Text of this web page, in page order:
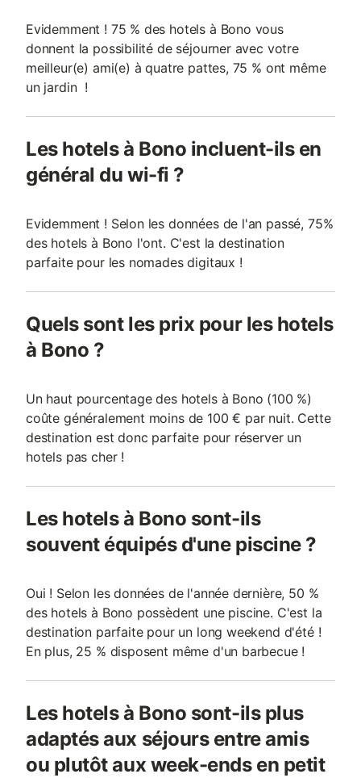
Evidemment ! 75 % des hotels à Bono vous
donnent la possibilité de séjourner avec votre
meilleur(e) ami(e) à quatre pattes, 75 % ont même
un jardin !
Les hotels à Bono incluent-ils en
général du wi-fi ?
Evidemment ! Selon les données de l'an passé, 75%
des hotels à Bono l'ont. C'est la destination
parfaite pour les nomades digitaux !
Quels sont les prix pour les hotels
à Bono ?
Un haut pourcentage des hotels à Bono (100 %)
coûte généralement moins de 100 € par nuit. Cette
destination est donc parfaite pour réserver un
hotels pas cher !
Les hotels à Bono sont-ils
souvent équipés d'une piscine ?
Oui ! Selon les données de l'année dernière, 50 %
des hotels à Bono possèdent une piscine. C'est la
destination parfaite pour un long weekend d'été !
En plus, 25 % disposent même d'un barbecue !
Les hotels à Bono sont-ils plus
adaptés aux séjours entre amis
ou plutôt aux week-ends en petit